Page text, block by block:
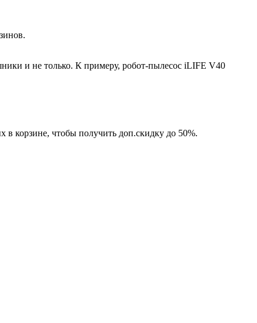
и не только. К примеру, робот-пылесос iLIFE V40
в корзине, чтобы получить доп.скидку до 50%.